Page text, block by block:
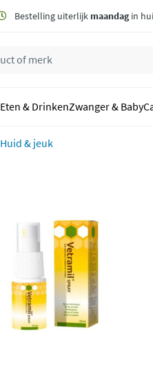
Bestelling uiterlijk maandagin
Eten & DrinkenZwanger & Baby
Huid & jeuk